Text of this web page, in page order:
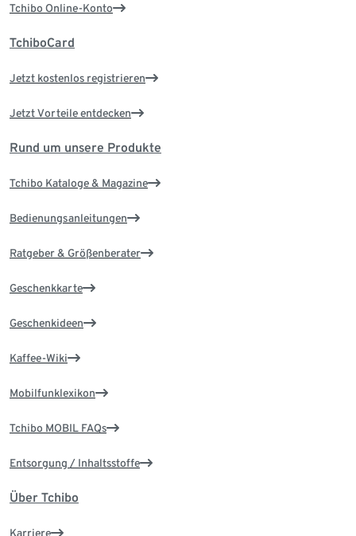
Tchibo Online-Konto
TchiboCard
Jetzt kostenlos registrieren
Jetzt Vorteile entdecken
Rund um unsere Produkte
Tchibo Kataloge & Magazine
Bedienungsanleitungen
Ratgeber & Größenberater
Geschenkkarte
Geschenkideen
Kaffee-Wiki
Mobilfunklexikon
Tchibo MOBIL FAQs
Entsorgung / Inhaltsstoffe
Über Tchibo
Karriere